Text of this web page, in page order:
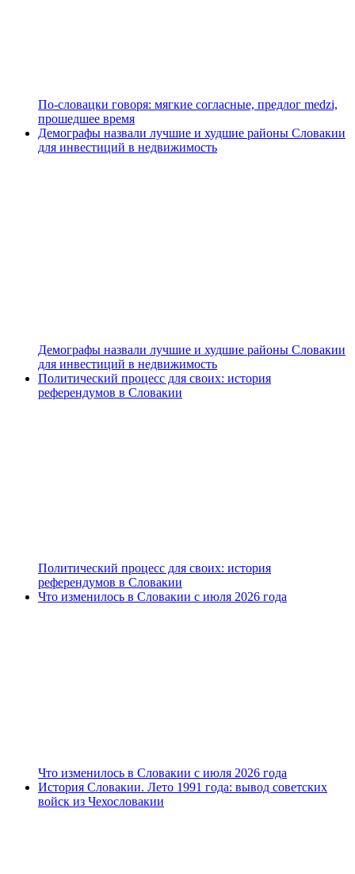
По-словацки говоря: мягкие согласные, предлог medzi,
прошедшее время
Демографы назвали лучшие и худшие районы Словакии
для инвестиций в недвижимость
Демографы назвали лучшие и худшие районы Словакии
для инвестиций в недвижимость
Политический процесс для своих: история
референдумов в Словакии
Политический процесс для своих: история
референдумов в Словакии
Что изменилось в Словакии с июля 2026 года
Что изменилось в Словакии с июля 2026 года
История Словакии. Лето 1991 года: вывод советских
войск из Чехословакии